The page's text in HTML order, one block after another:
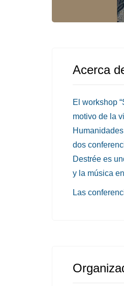
Acerca
El workshop
motivo de la
dos
Destrée es
y la música
Las